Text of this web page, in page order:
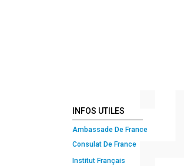
INFOS UTILES
Ambassade De France
Consulat De France
Institut Français